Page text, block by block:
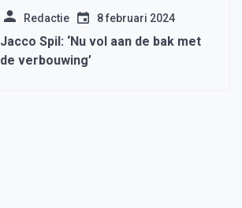
Redactie 8 februari 2024
Jacco Spil: ‘Nu vol aan de bak met
de verbouwing’